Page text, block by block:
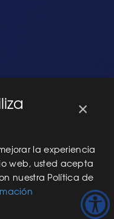
×
la experiencia
web, usted acepta
nuestra Política de